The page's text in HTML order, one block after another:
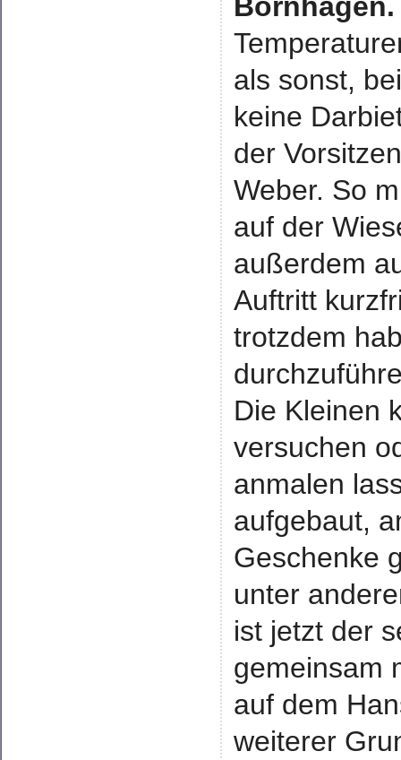
als sonst,
keine
der
Weber. So
auf der
außerdem
Auftritt
trotzdem
Die Kleinen
versuchen
anmalen
aufgebaut,
Geschenke
unter
ist jetzt der
gemeinsam
auf dem
weiterer